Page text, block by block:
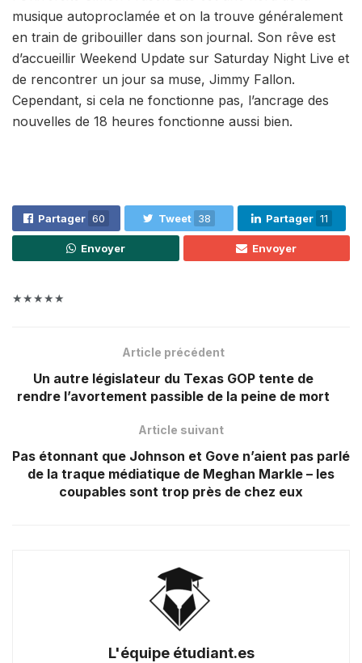
musique autoproclamée et on la trouve généralement
en train de gribouiller dans son journal. Son rêve est
d’accueillir Weekend Update sur Saturday Night Live et
de rencontrer un jour sa muse, Jimmy Fallon.
Cependant, si cela ne fonctionne pas, l’ancrage des
nouvelles de 18 heures fonctionne aussi bien.
Partager 60 Tweet 38 Partager 11
Envoyer Envoyer
★★★★★
Article précédent
Un autre législateur du Texas GOP tente de
rendre l’avortement passible de la peine de mort
Article suivant
Pas étonnant que Johnson et Gove n’aient pas parlé
de la traque médiatique de Meghan Markle – les
coupables sont trop près de chez eux
L'équipe étudiant.es